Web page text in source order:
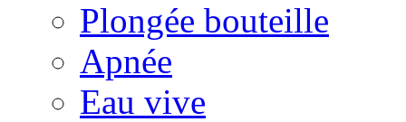
Plongée bouteille
Apnée
Eau vive